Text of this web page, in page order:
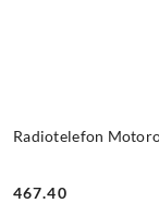
Radiotelefon
467.40